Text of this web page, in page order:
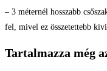
– 3 méternél hosszabb
fel, mivel ez összetettebb
Tartalmazza még